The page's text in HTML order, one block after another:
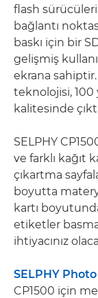
flash
bağlantı
baskı için bir
gelişmiş
ekrana
teknolojisi, 100
kalitesinde
SELPHY
ve farklı kağıt
çıkartma
boyutta
kartı
etiketler
ihtiyacınız
SELPHY
CP1500 için